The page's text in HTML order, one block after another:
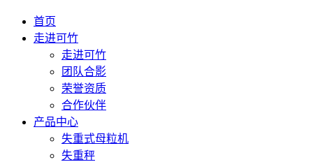
首页
走进可竹
走进可竹
团队合影
荣誉资质
合作伙伴
产品中心
失重式母粒机
失重秤